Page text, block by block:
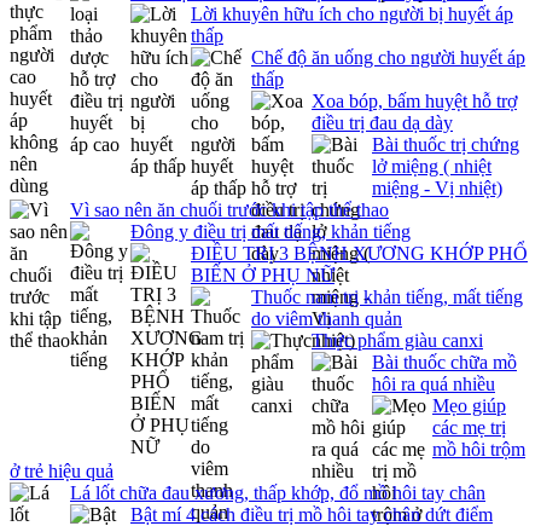
Lời khuyên hữu ích cho người bị huyết áp
thấp
Chế độ ăn uống cho người huyết áp
thấp
Xoa bóp, bấm huyệt hỗ trợ
điều trị đau dạ dày
Bài thuốc trị chứng
lở miệng ( nhiệt
miệng - Vị nhiệt)
Vì sao nên ăn chuối trước khi tập thể thao
Đông y điều trị mất tiếng, khản tiếng
ĐIỀU TRỊ 3 BỆNH XƯƠNG KHỚP PHỔ
BIẾN Ở PHỤ NỮ
Thuốc nam trị khản tiếng, mất tiếng
do viêm thanh quản
Thực phẩm giàu canxi
Bài thuốc chữa mồ
hôi ra quá nhiều
Mẹo giúp
các mẹ trị
mồ hôi trộm
ở trẻ hiệu quả
Lá lốt chữa đau xương, thấp khớp, đổ mồ hôi tay chân
Bật mí 4 cách điều trị mồ hôi tay chân dứt điểm